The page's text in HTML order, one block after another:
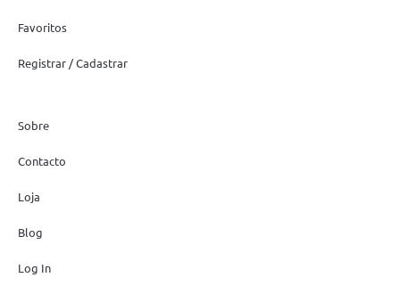
Favoritos
Registrar / Cadastrar
Sobre
Contacto
Loja
Blog
Log In